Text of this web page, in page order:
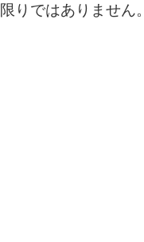
りではありません。